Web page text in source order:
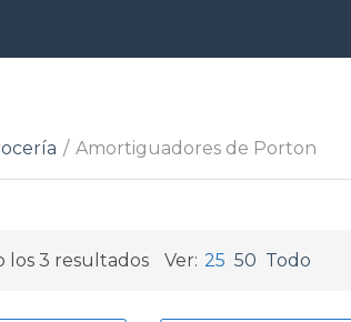
/ Amortiguadores de Porton
los 3 resultados Ver: 25 50 Todo